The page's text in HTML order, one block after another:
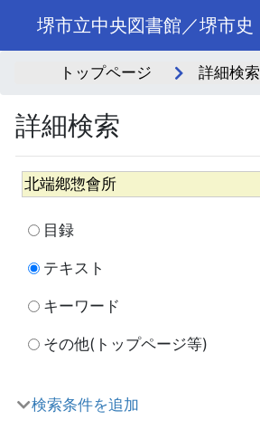
堺市立中央図書館／堺市史
トップページ 詳細検索
詳細検索
目録
テキスト
キーワード
その他(トップページ等)
検索条件を追加